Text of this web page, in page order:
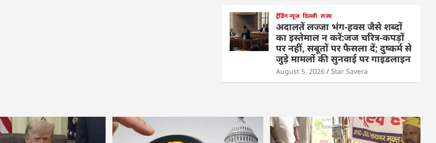
ट्रेंडिंग न्यूज दिल्ली राज्य
अदालतें लज्जा भंग-हवस जैसे शब्दों
का इस्तेमाल न करें:जज चरित्र-कपड़ों
पर नहीं, सबूतों पर फैसला दें; दुष्कर्म से
जुड़े मामलों की सुनवाई पर गाइडलाइन
August 5, 2026 Star Savera